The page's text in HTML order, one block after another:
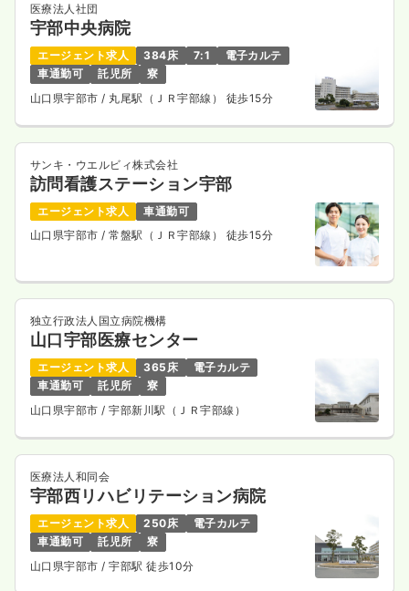
医療法人社団
宇部中央病院
エージェント求人 384床 7:1
電子カルテ
車通勤可
託児所
寮
山口県宇部市 / 丸尾駅（ＪＲ宇部線） 徒歩15分
サンキ・ウエルビィ株式会社
訪問看護ステーション宇部
エージェント求人
車通勤可
山口県宇部市/ 常盤駅（ＪＲ宇部線） 徒歩15分
独立行政法人国立病院機構
山口宇部医療センター
エージェント求人 365床
電子カルテ
車通勤可
託児所
寮
山口県宇部市 / 宇部新川駅（ＪＲ宇部線）
医療法人和同会
宇部西リハビリテーション病院
エージェント求人 250床
電子カルテ
車通勤可
託児所
寮
山口県宇部市 / 宇部駅 徒歩10分